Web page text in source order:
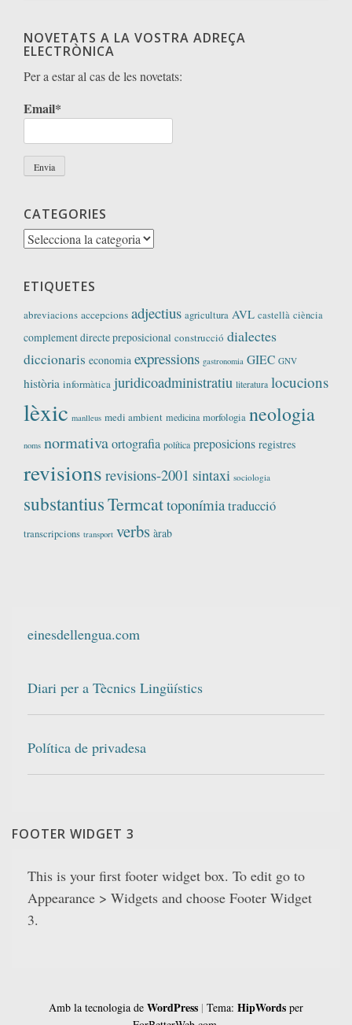
NOVETATS A LA VOSTRA ADREÇA
ELECTRÒNICA
Per a estar al cas de les novetats:
Email*
CATEGORIES
Categories
ETIQUETES
abreviacions accepcions adjectius agricultura AVL castellà ciència
complement directe preposicional construcció dialectes
diccionaris economia expressions gastronomia GIEC GNV
història informàtica juridicoadministratiu literatura locucions
lèxic manlleus medi ambient medicina morfologia neologia
noms normativaortografia política preposicions registres
revisions revisions-2001 sintaxi sociologia
substantiusTermcattoponímiatraducció
transcripcions transport verbs àrab
einesdellengua.com
Diari per a Tècnics Lingüístics
Política de privadesa
FOOTER WIDGET 3
This is your first footer widget box. To edit go to
Appearance > Widgets and choose Footer Widget
3.
Amb la tecnologia de WordPress | Tema: HipWords per